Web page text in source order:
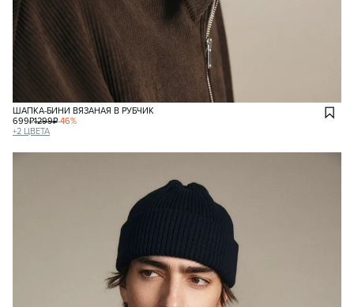
ШАПКА-БИНИ ВЯЗАНАЯ В РУБЧИК
699₽1299₽-46%
+2 ЦВЕТА